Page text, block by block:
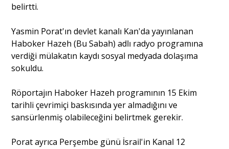
belirtti.
Yasmin Porat'ın devlet kanalı Kan'da yayınlanan
Haboker Hazeh (Bu Sabah) adlı radyo programına
verdiği mülakatın kaydı sosyal medyada dolaşıma
sokuldu.
Röportajın Haboker Hazeh programının 15 Ekim
tarihli çevrimiçi baskısında yer almadığını ve
sansürlenmiş olabileceğini belirtmek gerekir.
Porat ayrıca Perşembe günü İsrail'in Kanal 12